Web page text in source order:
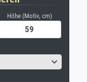
Höhe (Motiv, cm)